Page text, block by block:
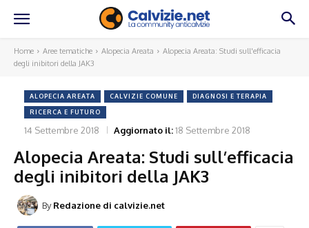
Home Aree tematiche Alopecia Areata
Alopecia Areata: Studi sull'efficacia
degli inibitori della JAK3
ALOPECIA AREATA CALVIZIE COMUNE DIAGNOSI E TERAPIA
RICERCA E FUTURO
14 Settembre 2018 Aggiornato il:18 Settembre 2018
Alopecia Areata: Studi sull’efficacia
degli inibitori della JAK3
By Redazione di calvizie.net